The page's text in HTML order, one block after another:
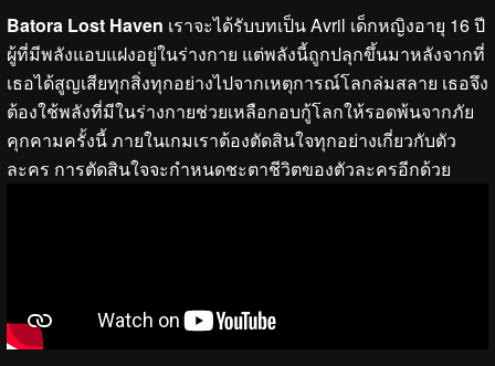
Batora Lost Haven เราจะได้รับบทเป็น Avril เด็กหญิงอายุ 16 ปี
ผู้ที่มีพลังแอบแฝงอยู่ในร่างกาย แต่พลังนี้ถูกปลุกขึ้นมาหลังจากที่
เธอได้สูญเสียทุกสิ่งทุกอย่างไปจากเหตุการณ์โลกล่มสลาย เธอจึง
ต้องใช้พลังที่มีในร่างกายช่วยเหลือกอบกู้โลกให้รอดพ้นจากภัย
คุกคามครั้งนี้ ภายในเกมเราต้องตัดสินใจทุกอย่างเกี่ยวกับตัว
ละคร การตัดสินใจจะกำหนดชะตาชีวิตของตัวละครอีกด้วย